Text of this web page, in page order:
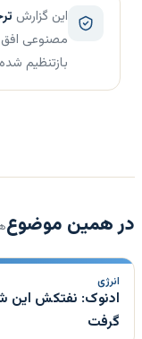
این گزارش
مصنوعی افق
بازتنظیم
در همین موضوع
انرژی
ادنوک: نفتکش این
گرفت